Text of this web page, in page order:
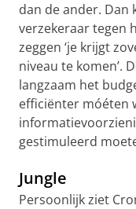
dan de ander. Dan
verzekeraar tegen
zeggen ‘je krijgt
niveau te komen’.
langzaam het
efficiënter móéten
gestimuleerd
Jungle
Persoonlijk ziet